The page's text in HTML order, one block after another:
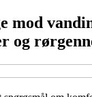
mod
og